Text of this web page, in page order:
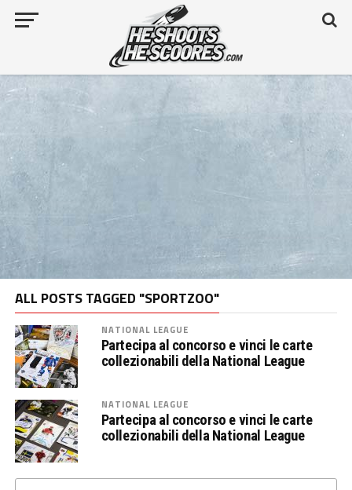
ALL POSTS TAGGED "SPORTZOO"
NATIONAL LEAGUE
Partecipa al concorso e vinci le carte
collezionabili della National League
NATIONAL LEAGUE
Partecipa al concorso e vinci le carte
collezionabili della National League